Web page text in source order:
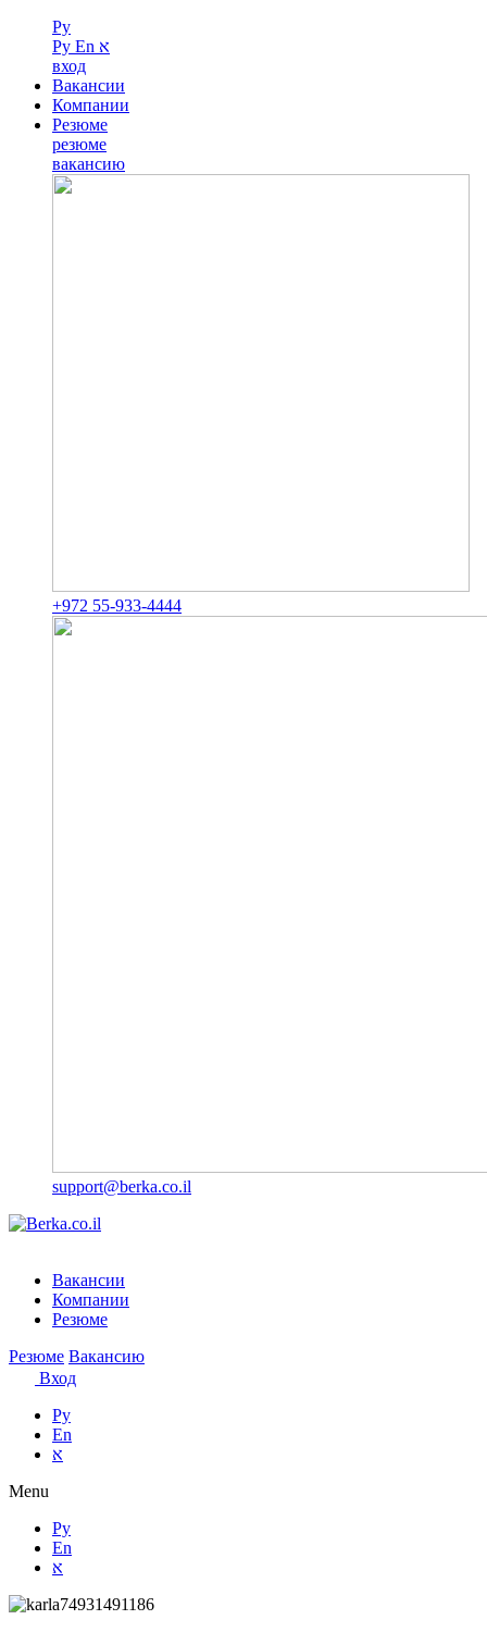
Ру
Ру En א
вход
Вакансии
Компании
Резюме
резюме
вакансию
+972 55-933-4444
support@berka.co.il
Вакансии
Компании
Резюме
Резюме Вакансию
Вход
Ру
En
א
Menu
Ру
En
א